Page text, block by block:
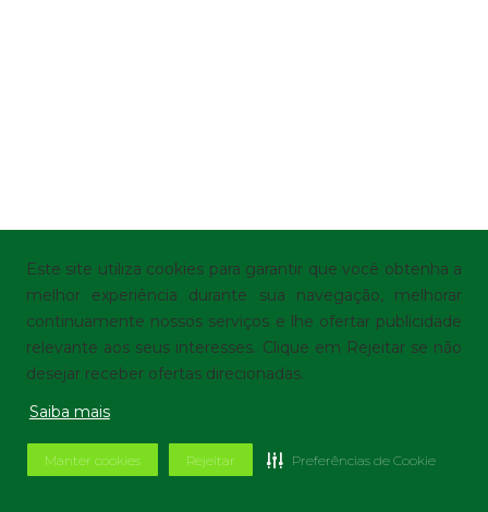
Este site utiliza cookies para garantir que você obtenha a
melhor experiência durante sua navegação, melhorar
continuamente nossos serviços e lhe ofertar publicidade
relevante aos seus interesses. Clique em Rejeitar se não
desejar receber ofertas direcionadas.
Saiba mais
Manter cookies Rejeitar Preferências de Cookie